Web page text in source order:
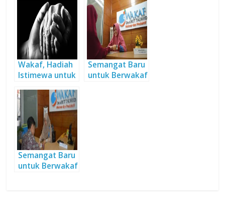
Pemberdayaan
Umat
Wakaf, Hadiah
Istimewa untuk
Semangat Baru
untuk Berwakaf
Semangat Baru
untuk Berwakaf